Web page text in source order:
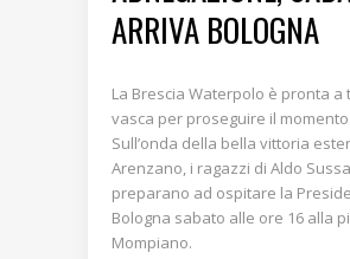
ARRIVA BOLOGNA
La Brescia Waterpolo è pronta a
vasca per proseguire il
Sull’onda della bella vittoria
Arenzano, i ragazzi di Aldo
preparano ad ospitare la
Bologna sabato alle ore 16 alla
Mompiano.